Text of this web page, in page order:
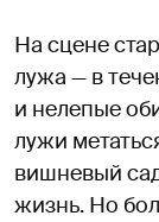
На сцене
лужа — в
и нелепые
лужи
вишневый
жизнь. Но